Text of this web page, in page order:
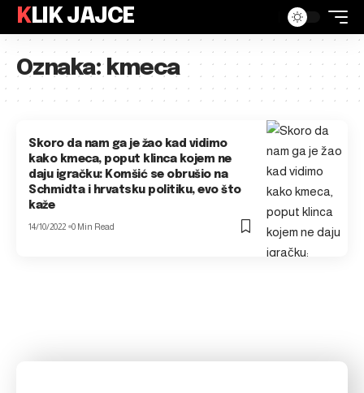
KLIK JAJCE
Oznaka:kmeca
Skoro da nam ga je žao kad vidimo
kako kmeca, poput klinca kojem ne
daju igračku: Komšić se obrušio na
Schmidta i hrvatsku politiku, evo što
kaže
14/10/2022 0 Min Read